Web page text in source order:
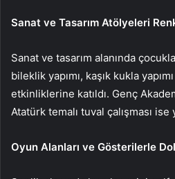
Sanat ve Tasarım Atölyeleri
Sanat ve tasarım alanında
bileklik yapımı, kaşık kukla
etkinliklerine katıldı. Genç
Atatürk temalı tuval çalışması
Oyun Alanları ve Gösterilerle